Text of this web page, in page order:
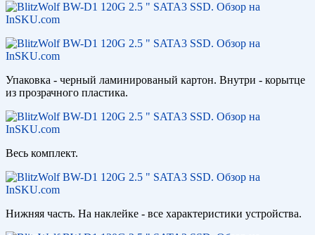
Упаковка - черный ламинированый картон. Внутри - корытце
из прозрачного пластика.
Весь комплект.
Нижняя часть. На наклейке - все характеристики устройства.